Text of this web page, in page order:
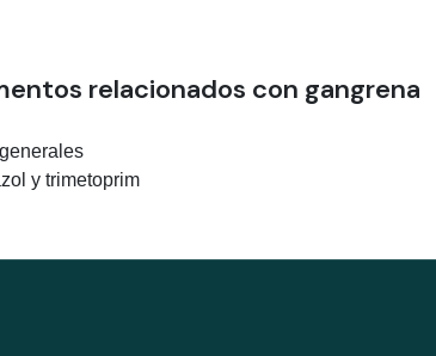
relacionados con gangrena
y trimetoprim